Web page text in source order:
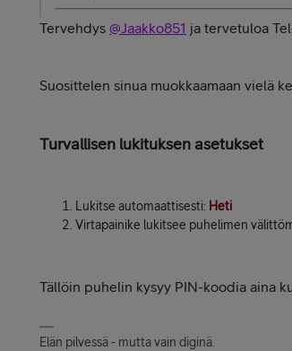
Tervehdys @Jaakko851 ja tervetuloa
Suosittelen sinua muokkaamaan vielä
Turvallisen lukituksen asetukset
Lukitse automaattisesti: Heti
Virtapainike lukitsee puhelimen
Tällöin puhelin kysyy PIN-koodia aina
Elän pilvessä - mutta vain diginä.